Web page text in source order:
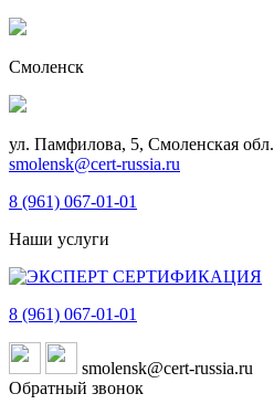
Смоленск
ул. Памфилова, 5, Смоленская обл.
smolensk@cert-russia.ru
8 (961) 067-01-01
Наши услуги
8 (961) 067-01-01
smolensk@cert-russia.ru
Обратный звонок